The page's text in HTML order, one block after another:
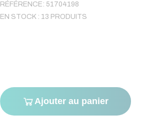
RÉFÉRENCE: 51704198
EN STOCK : 13 PRODUITS
Ajouter au panier